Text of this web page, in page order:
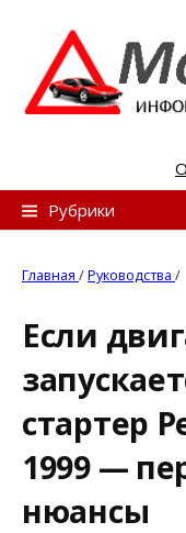
n
Рубрики
Главная /Руководства /
Если
стартер
1999 —
нюансы